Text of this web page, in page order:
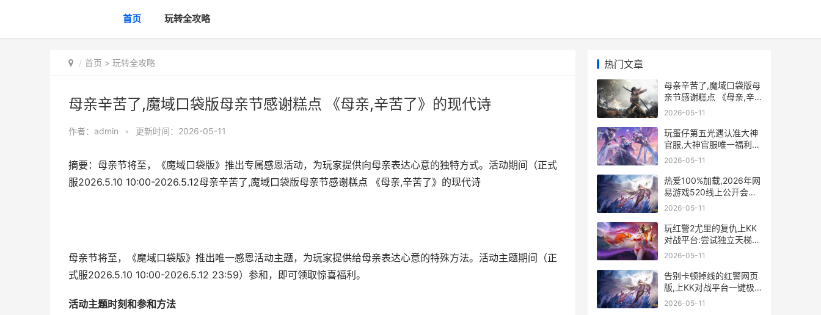
首页 玩转全攻略
首页 > 玩转全攻略
母亲辛苦了,魔域口袋版母亲节感谢糕点 《母亲,辛苦了》的现代诗
作者： admin • 更新时间：2026-05-11
摘要：母亲节将至，《魔域口袋版》推出专属感恩活动，为玩家提供向母亲表达心意的独特方式。活动期间（正式
服2026.5.10 10:00-2026.5.12母亲辛苦了,魔域口袋版母亲节感谢糕点 《母亲,辛苦了》的现代诗
母亲节将至，《魔域口袋版》推出唯一感恩活动主题，为玩家提供给母亲表达心意的特殊方法。活动主题期间（正
式服2026.5.10 10:00-2026.5.12 23:59）参和，即可领取惊喜福利。
活动主题时刻和参和方法
热门文章
母亲辛苦了,魔域口袋版母
亲节感谢糕点 《母亲,辛
苦了》的现代诗
2026-05-11
玩蛋仔第五光遇认准大神
官服,大神官服唯一福利策
略来袭 光遇的蛋
2026-05-11
热爱100%加载,2026年网
易游戏520线上公开会马
上开始 播放热爱105+1
2026-05-11
玩红警2尤里的复仇上KK
对战平台:尝试独立天梯排
位和超硬核反外挂 玩红警
2026-05-11
告别卡顿掉线的红警网页
版,上KK对战平台一键极
速秒开稳定联机 掉帧与卡
2026-05-11